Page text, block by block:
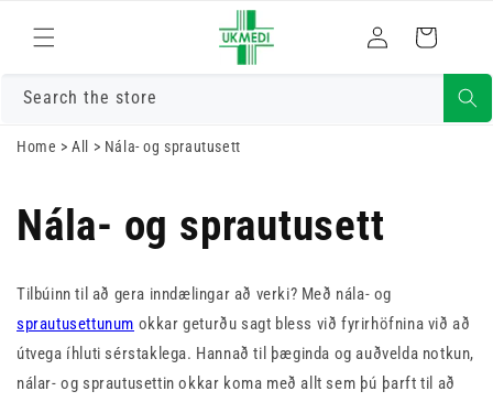
Fara í efni
inn
Karfa
Search the store
Home >All > Nála- og sprautusett
Nála- og sprautusett
Tilbúinn til að gera inndælingar að verki? Með nála- og
sprautusettunum okkar geturðu sagt bless við fyrirhöfnina við að
útvega íhluti sérstaklega. Hannað til þæginda og auðvelda notkun,
nálar- og sprautusettin okkar koma með allt sem þú þarft til að